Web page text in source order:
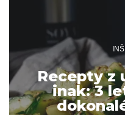
Recepty z
inak: 3